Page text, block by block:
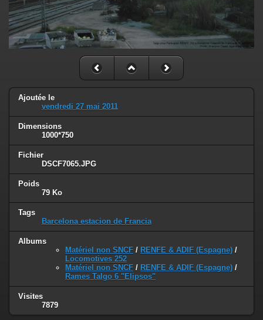
Ajoutée le
vendredi 27 mai 2011
Dimensions
1000*750
Fichier
DSCF7065.JPG
Poids
79 Ko
Tags
Barcelona estacion de Francia
Albums
Matériel non SNCF / RENFE & ADIF (Espagne) /
Locomotives 252
Matériel non SNCF / RENFE & ADIF (Espagne) /
Rames Talgo 6 "Elipsos"
Visites
7879